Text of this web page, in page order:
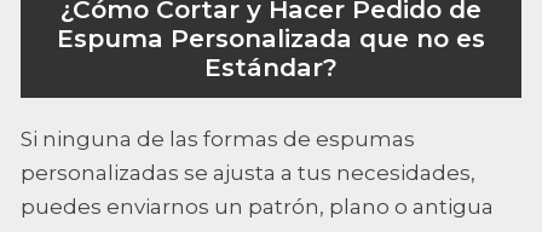
¿Cómo Cortar y Hacer Pedido de
Espuma Personalizada que no es
Estándar?
Si ninguna de las formas de espumas
personalizadas se ajusta a tus necesidades,
puedes enviarnos un patrón, plano o antigua